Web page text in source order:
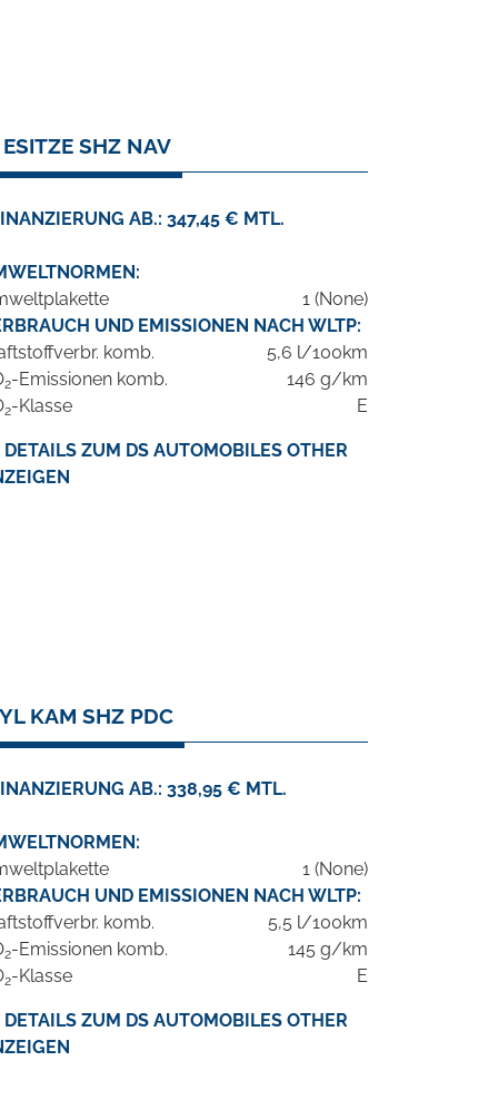
SHZ NAV
AB.: 347,45 € MTL.
1 (None)
UND EMISSIONEN NACH WLTP:
komb.
5,6 l/100km
2-Emissionen komb.
146 g/km
2-Klasse E
DETAILS ZUM DS AUTOMOBILES OTHER
KAM SHZ PDC
AB.: 338,95 € MTL.
1 (None)
UND EMISSIONEN NACH WLTP:
komb.
5,5 l/100km
2-Emissionen komb.
145 g/km
2-Klasse E
DETAILS ZUM DS AUTOMOBILES OTHER